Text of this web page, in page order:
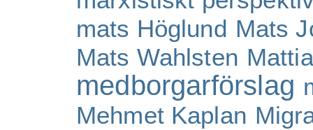
mats Höglund Mats
Mats Wahlsten
medborgarförslag
Mehmet Kaplan